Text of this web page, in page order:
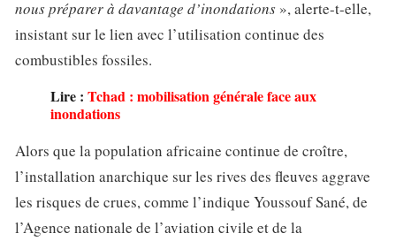
nous préparer à davantage d’inondations », alerte-t-elle,
insistant sur le lien avec l’utilisation continue des
combustibles fossiles.
Lire : Tchad : mobilisation générale face aux
inondations
Alors que la population africaine continue de croître,
l’installation anarchique sur les rives des fleuves aggrave
les risques de crues, comme l’indique Youssouf Sané, de
l’Agence nationale de l’aviation civile et de la